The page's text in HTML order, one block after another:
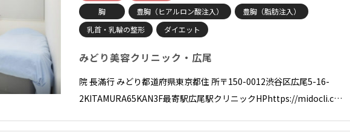
胸
豊胸（ヒアルロン酸注入）
豊胸（脂肪注入）
乳首・乳輪の整形
ダイエット
みどり美容クリニック・広尾
院 長滿行 みどり都道府県東京都住 所〒150-0012渋谷区広尾5-16-
2KITAMURA65KAN3F最寄駅広尾駅クリニックHPhttps://midocli.c…